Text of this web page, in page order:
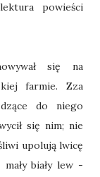
powieści
się na
farmie. Zza
do niego
się nim; nie
upolują lwicę
biały lew -